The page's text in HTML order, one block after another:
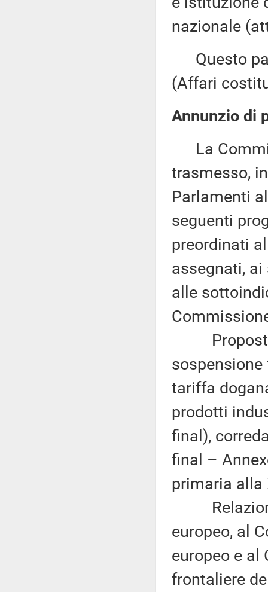
nazionale
Questo
(Affari
Annunzio di
La
trasmesso,
Parlamenti
seguenti
preordinati
assegnati,
alle
Proposta
tariffa
prodotti
final),
final –
primaria alla
Relazione
europeo, al
europeo e al
frontaliere